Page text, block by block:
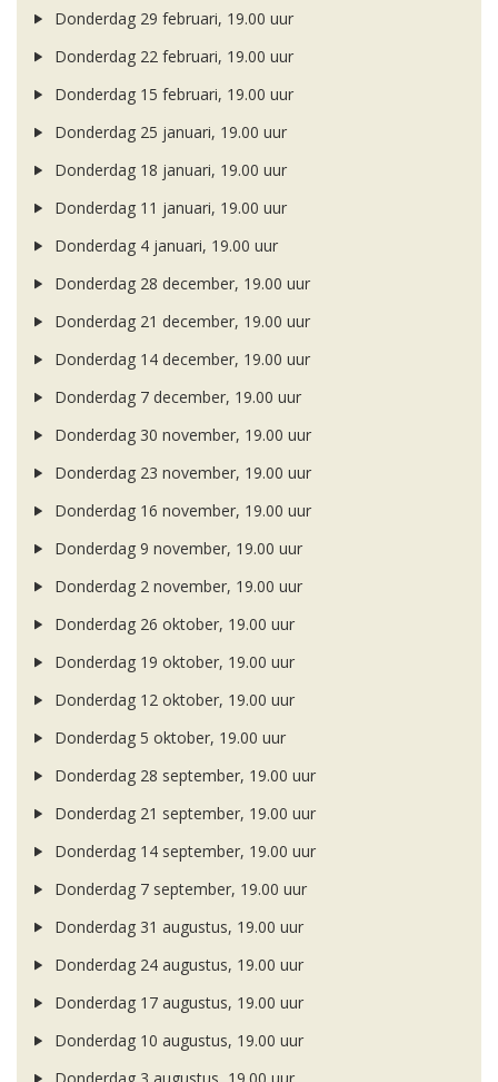
Donderdag 29 februari, 19.00 uur
Donderdag 22 februari, 19.00 uur
Donderdag 15 februari, 19.00 uur
Donderdag 25 januari, 19.00 uur
Donderdag 18 januari, 19.00 uur
Donderdag 11 januari, 19.00 uur
Donderdag 4 januari, 19.00 uur
Donderdag 28 december, 19.00 uur
Donderdag 21 december, 19.00 uur
Donderdag 14 december, 19.00 uur
Donderdag 7 december, 19.00 uur
Donderdag 30 november, 19.00 uur
Donderdag 23 november, 19.00 uur
Donderdag 16 november, 19.00 uur
Donderdag 9 november, 19.00 uur
Donderdag 2 november, 19.00 uur
Donderdag 26 oktober, 19.00 uur
Donderdag 19 oktober, 19.00 uur
Donderdag 12 oktober, 19.00 uur
Donderdag 5 oktober, 19.00 uur
Donderdag 28 september, 19.00 uur
Donderdag 21 september, 19.00 uur
Donderdag 14 september, 19.00 uur
Donderdag 7 september, 19.00 uur
Donderdag 31 augustus, 19.00 uur
Donderdag 24 augustus, 19.00 uur
Donderdag 17 augustus, 19.00 uur
Donderdag 10 augustus, 19.00 uur